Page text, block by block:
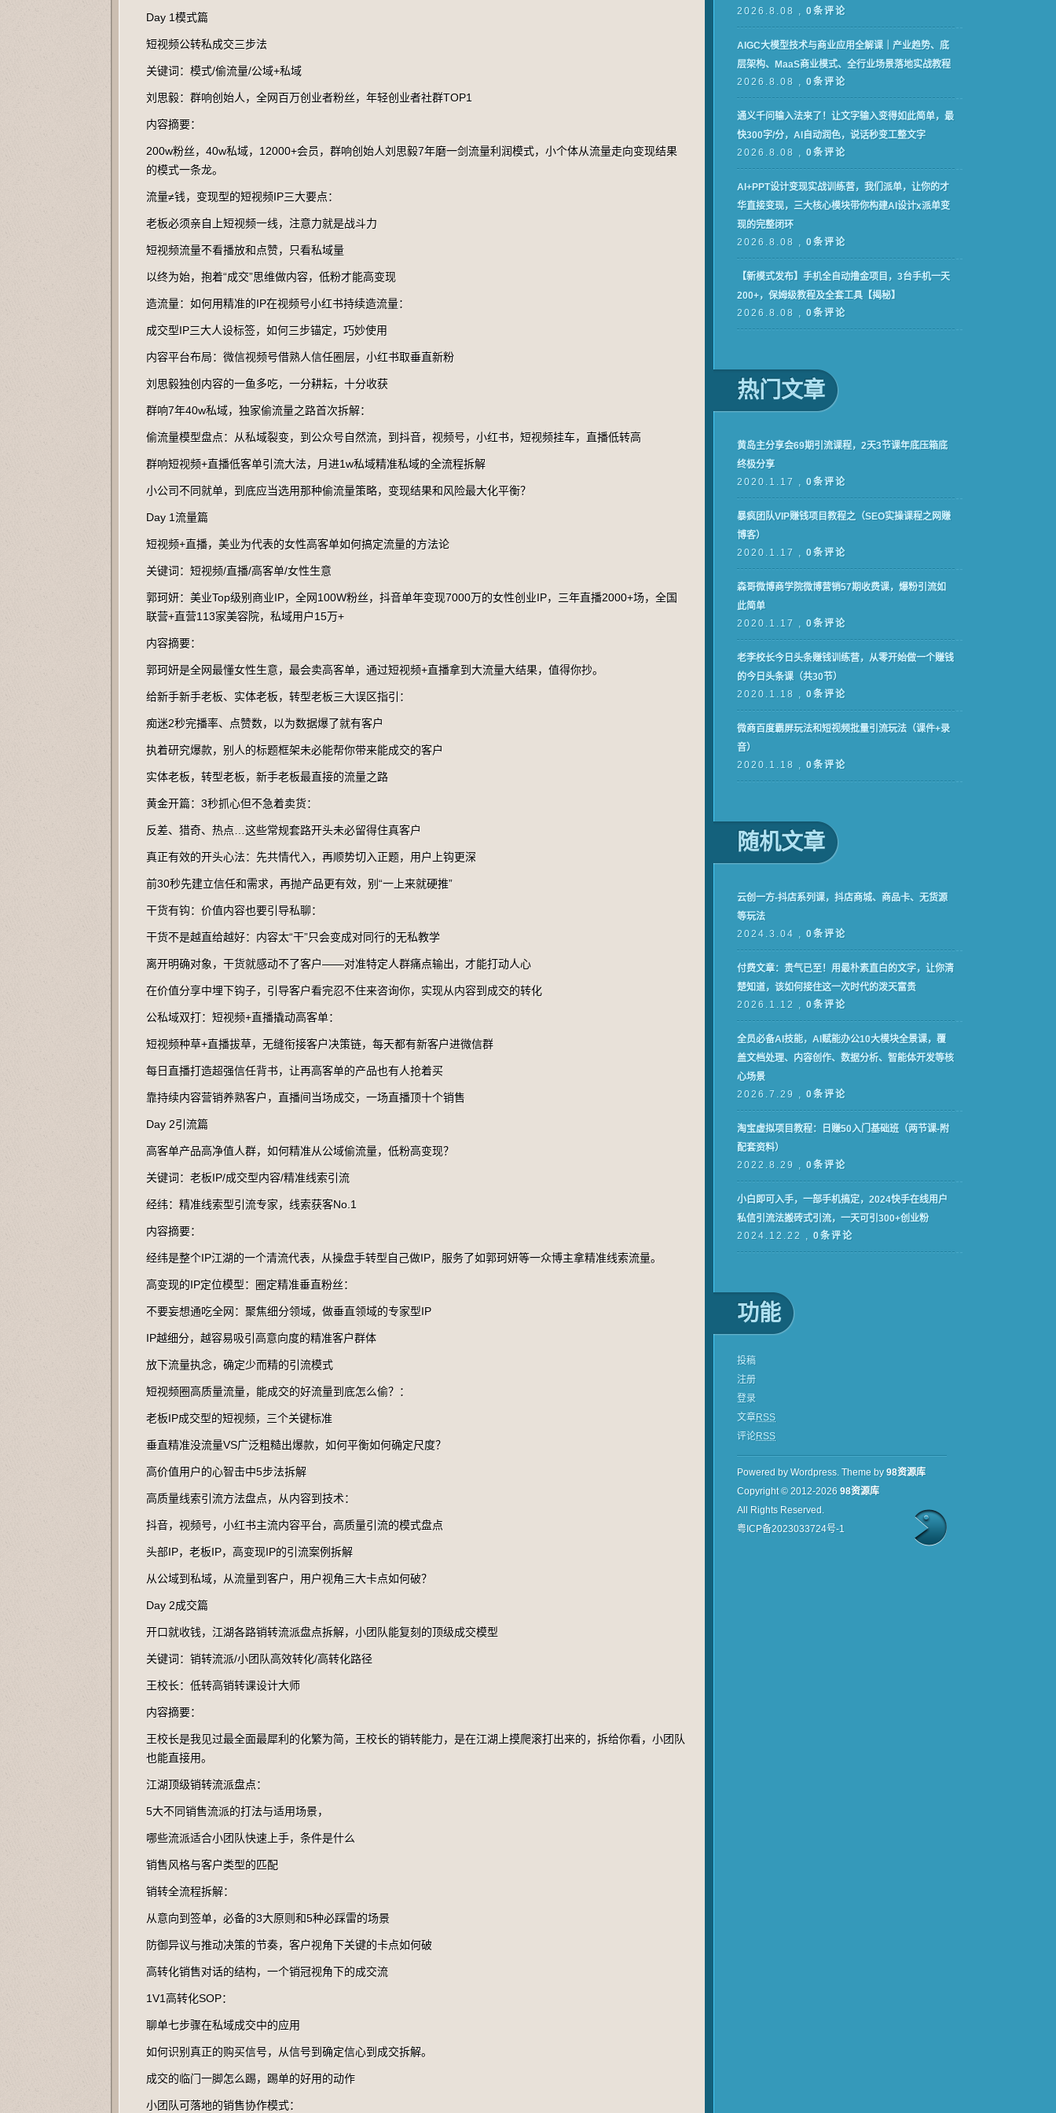
Day 1模式篇
短视频公转私成交三步法
关键词：模式/偷流量/公域+私域
刘思毅：群响创始人，全网百万创业者粉丝，年轻创业者社群TOP1
内容摘要：
200w粉丝，40w私域，12000+会员，群响创始人刘思毅7年磨一剑流量利润模式，小个体从流量走向变现结果
的模式一条龙。
流量≠钱，变现型的短视频IP三大要点：
老板必须亲自上短视频一线，注意力就是战斗力
短视频流量不看播放和点赞，只看私域量
以终为始，抱着“成交”思维做内容，低粉才能高变现
造流量：如何用精准的IP在视频号小红书持续造流量：
成交型IP三大人设标签，如何三步锚定，巧妙使用
内容平台布局：微信视频号借熟人信任圈层，小红书取垂直新粉
刘思毅独创内容的一鱼多吃，一分耕耘，十分收获
群响7年40w私域，独家偷流量之路首次拆解：
偷流量模型盘点：从私域裂变，到公众号自然流，到抖音，视频号，小红书，短视频挂车，直播低转高
群响短视频+直播低客单引流大法，月进1w私域精准私域的全流程拆解
小公司不同就单，到底应当选用那种偷流量策略，变现结果和风险最大化平衡？
Day 1流量篇
短视频+直播，美业为代表的女性高客单如何搞定流量的方法论
关键词：短视频/直播/高客单/女性生意
郭珂妍：美业Top级别商业IP，全网100W粉丝，抖音单年变现7000万的女性创业IP，三年直播2000+场，全国
联营+直营113家美容院，私域用户15万+
内容摘要：
郭珂妍是全网最懂女性生意，最会卖高客单，通过短视频+直播拿到大流量大结果，值得你抄。
给新手新手老板、实体老板，转型老板三大误区指引：
痴迷2秒完播率、点赞数，以为数据爆了就有客户
执着研究爆款，别人的标题框架未必能帮你带来能成交的客户
实体老板，转型老板，新手老板最直接的流量之路
黄金开篇：3秒抓心但不急着卖货：
反差、猎奇、热点…这些常规套路开头未必留得住真客户
真正有效的开头心法：先共情代入，再顺势切入正题，用户上钩更深
前30秒先建立信任和需求，再抛产品更有效，别“一上来就硬推”
干货有钩：价值内容也要引导私聊：
干货不是越直给越好：内容太“干”只会变成对同行的无私教学
离开明确对象，干货就感动不了客户——对准特定人群痛点输出，才能打动人心
在价值分享中埋下钩子，引导客户看完忍不住来咨询你，实现从内容到成交的转化
公私域双打：短视频+直播撬动高客单：
短视频种草+直播拔草，无缝衔接客户决策链，每天都有新客户进微信群
每日直播打造超强信任背书，让再高客单的产品也有人抢着买
靠持续内容营销养熟客户，直播间当场成交，一场直播顶十个销售
Day 2引流篇
高客单产品高净值人群，如何精准从公域偷流量，低粉高变现？
关键词：老板IP/成交型内容/精准线索引流
经纬：精准线索型引流专家，线索获客No.1
内容摘要：
经纬是整个IP江湖的一个清流代表，从操盘手转型自己做IP，服务了如郭珂妍等一众博主拿精准线索流量。
高变现的IP定位模型：圈定精准垂直粉丝：
不要妄想通吃全网：聚焦细分领域，做垂直领域的专家型IP
IP越细分，越容易吸引高意向度的精准客户群体
放下流量执念，确定少而精的引流模式
短视频圈高质量流量，能成交的好流量到底怎么偷？：
老板IP成交型的短视频，三个关键标准
垂直精准没流量VS广泛粗糙出爆款，如何平衡如何确定尺度？
高价值用户的心智击中5步法拆解
高质量线索引流方法盘点，从内容到技术：
抖音，视频号，小红书主流内容平台，高质量引流的模式盘点
头部IP，老板IP，高变现IP的引流案例拆解
从公域到私域，从流量到客户，用户视角三大卡点如何破？
Day 2成交篇
开口就收钱，江湖各路销转流派盘点拆解，小团队能复刻的顶级成交模型
关键词：销转流派/小团队高效转化/高转化路径
王校长：低转高销转课设计大师
内容摘要：
王校长是我见过最全面最犀利的化繁为简，王校长的销转能力，是在江湖上摸爬滚打出来的，拆给你看，小团队
也能直接用。
江湖顶级销转流派盘点：
5大不同销售流派的打法与适用场景，
哪些流派适合小团队快速上手，条件是什么
销售风格与客户类型的匹配
销转全流程拆解：
从意向到签单，必备的3大原则和5种必踩雷的场景
防御异议与推动决策的节奏，客户视角下关键的卡点如何破
高转化销售对话的结构，一个销冠视角下的成交流
1V1高转化SOP：
聊单七步骤在私域成交中的应用
如何识别真正的购买信号，从信号到确定信心到成交拆解。
成交的临门一脚怎么踢，踢单的好用的动作
小团队可落地的销售协作模式：
2026.8.08 , 0条评论
AIGC大模型技术与商业应用全解课｜产业趋势、底
层架构、MaaS商业模式、全行业场景落地实战教程
2026.8.08 , 0条评论
通义千问输入法来了！让文字输入变得如此简单，最
快300字/分，AI自动润色，说话秒变工整文字
2026.8.08 , 0条评论
AI+PPT设计变现实战训练营，我们派单，让你的才
华直接变现，三大核心模块带你构建Al设计x派单变
现的完整闭环
2026.8.08 , 0条评论
【新模式发布】手机全自动撸金项目，3台手机一天
200+，保姆级教程及全套工具【揭秘】
2026.8.08 , 0条评论
热门文章
黄岛主分享会69期引流课程，2天3节课年底压箱底
终极分享
2020.1.17 , 0条评论
暴疯团队VIP赚钱项目教程之（SEO实操课程之网赚
博客）
2020.1.17 , 0条评论
森哥微博商学院微博营销57期收费课，爆粉引流如
此简单
2020.1.17 , 0条评论
老李校长今日头条赚钱训练营，从零开始做一个赚钱
的今日头条课（共30节）
2020.1.18 , 0条评论
微商百度霸屏玩法和短视频批量引流玩法（课件+录
音）
2020.1.18 , 0条评论
随机文章
云创一方-抖店系列课，​抖店商城、商品卡、无货源
等玩法
2024.3.04 , 0条评论
付费文章：贵气已至！用最朴素直白的文字，让你清
楚知道，该如何接住这一次时代的泼天富贵
2026.1.12 , 0条评论
全员必备AI技能，AI赋能办公10大模块全景课，覆
盖文档处理、内容创作、数据分析、智能体开发等核
心场景
2026.7.29 , 0条评论
淘宝虚拟项目教程：日赚50入门基础班（两节课-附
配套资料）
2022.8.29 , 0条评论
小白即可入手，一部手机搞定，2024快手在线用户
私信引流法搬砖式引流，一天可引300+创业粉
2024.12.22 , 0条评论
功能
投稿
注册
登录
文章RSS
评论RSS
Powered by Wordpress. Theme by 98资源库
Copyright © 2012-2026 98资源库
All Rights Reserved.
粤ICP备2023033724号-1